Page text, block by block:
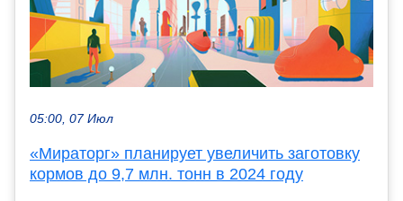
05:00, 07 Июл
«Мираторг» планирует увеличить заготовку
кормов до 9,7 млн. тонн в 2024 году